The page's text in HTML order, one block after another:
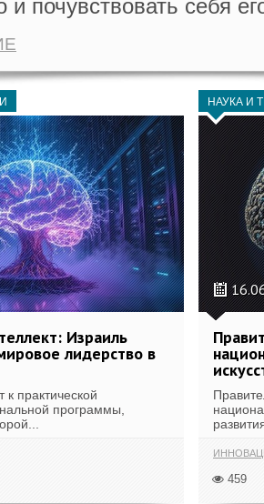
и почувствовать себя
Израиль
лидерство в
к практической
программы,
НАУКА И
459